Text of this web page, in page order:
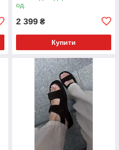
од.
2 399 ₴
Купити